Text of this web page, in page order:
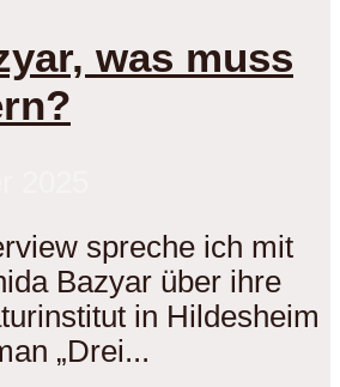
was muss
spreche ich mit
Bazyar über ihre
in Hildesheim
„Drei...